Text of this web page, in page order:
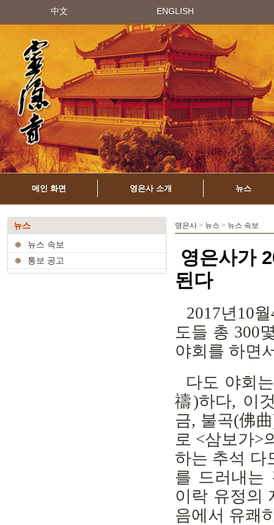
中文 ENGLISH
메인 화면 영은사 소개 뉴스
뉴스
뉴스 속보
통보 공고
영은사 > 뉴스 > 뉴스 속보
영은사가
된다
2017년10
도들 총 300
야회를 하면
다도 야회
禱)하다, 이
금, 불곡(佛
로 <삼보가>
하는 추석 다
를 드러내는
이락 유정의
음에서 유쾌